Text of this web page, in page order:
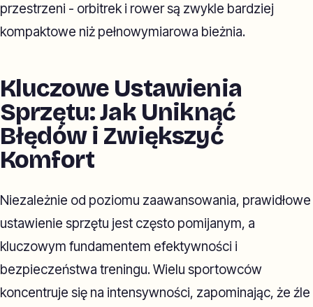
przestrzeni - orbitrek i rower są zwykle bardziej
kompaktowe niż pełnowymiarowa bieżnia.
Kluczowe Ustawienia
Sprzętu: Jak Uniknąć
Błędów i Zwiększyć
Komfort
Niezależnie od poziomu zaawansowania, prawidłowe
ustawienie sprzętu jest często pomijanym, a
kluczowym fundamentem efektywności i
bezpieczeństwa treningu. Wielu sportowców
koncentruje się na intensywności, zapominając, że źle